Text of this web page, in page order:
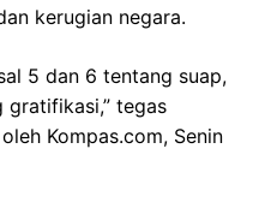
kerugian negara.
5 dan 6 tentang suap,
gratifikasi,” tegas
Kompas.com, Senin